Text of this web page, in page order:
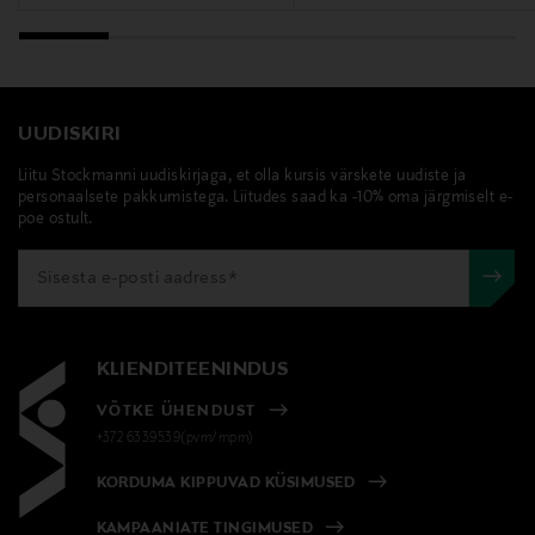
UUDISKIRI
Liitu Stockmanni uudiskirjaga, et olla kursis värskete uudiste ja
personaalsete pakkumistega. Liitudes saad ka -10% oma järgmiselt e-
poe ostult.
KLIENDITEENINDUS
VÕTKE ÜHENDUST
+372 6339539(pvm/mpm)
KORDUMA KIPPUVAD KÜSIMUSED
KAMPAANIATE TINGIMUSED